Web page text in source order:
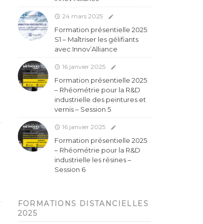
24 mars 2025
Formation présentielle 2025
S1 – Maîtriser les gélifiants
avec Innov’Alliance
16 janvier 2025
Formation présentielle 2025
– Rhéométrie pour la R&D
industrielle des peintures et
vernis – Session 5
16 janvier 2025
Formation présentielle 2025
– Rhéométrie pour la R&D
industrielle les résines –
Session 6
FORMATIONS DISTANCIELLES
2025